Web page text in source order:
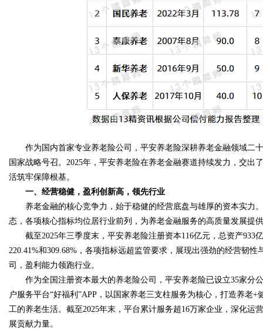
作为国内首家专业养老险公司，平安养老险深耕养老金融领域二
国家战略号召。2025年，平安养老险在养老金融赛道持续发力，交
活筑牢保障根基。
一、经营稳健，盈利创新高，领先行业
养老金融的核心竞争力，始于稳健的经营底盘与雄厚的资本实力
态，各项核心指标均位居行业前列，为养老金融服务的高质量发展提
截至2025年三季度末，平安养老险注册资本116亿元，总资产933
220.41%和309.68%，各项指标远超监管要求，展现出强劲的经营韧
司，盈利能力领跑行业。
作为全国注册资本最大的养老险公司，平安养老险已设立35家分
户服务平台“好福利”APP，以国家养老三支柱服务为核心，打造养老
工的养老生活。截至2025年末，平台累计服务超16万家企业，深化运
展贡献力量。